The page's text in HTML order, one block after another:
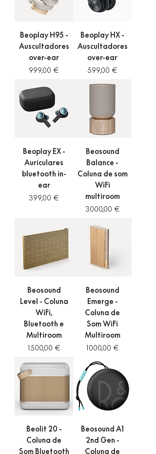
Beoplay H95 -
Auscultadores
over-ear
Preço
999,00 €
Beoplay HX -
Auscultadores
over-ear
Preço
599,00 €
Beoplay EX -
Auriculares
bluetooth in-
ear
Preço
399,00 €
Beosound
Balance -
Coluna de som
WiFi
multiroom
Preço
3000,00 €
Beosound
Level - Coluna
WiFi,
Bluetooth e
Multiroom
Preço
1500,00 €
Beosound
Emerge -
Coluna de
Som WiFi
Multiroom
Preço
1000,00 €
Beolit 20 -
Coluna de
Som Bluetooth
Beosound A1
2nd Gen -
Coluna de